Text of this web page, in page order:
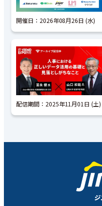
開催日： 2026年08月26日 (水)
配信期間： 2025年11月01日 (土)